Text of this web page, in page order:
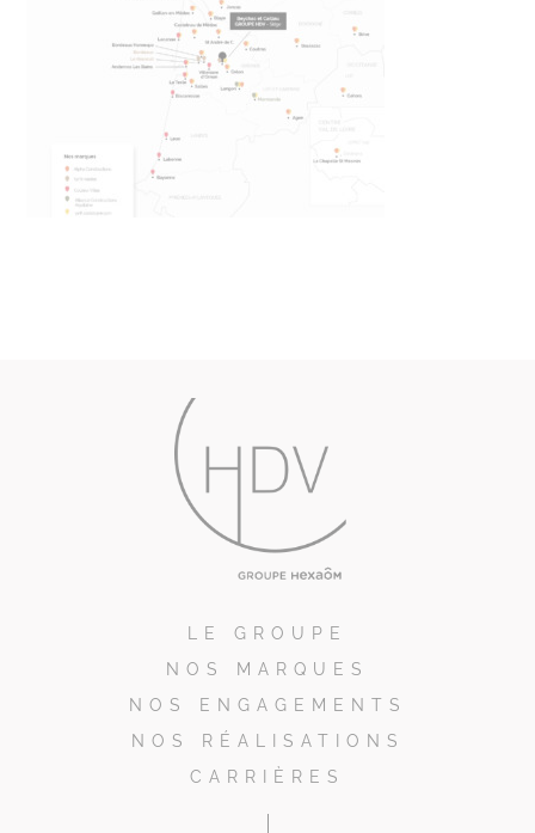
LE GROUPE
NOS MARQUES
NOS ENGAGEMENTS
NOS RÉALISATIONS
CARRIÈRES